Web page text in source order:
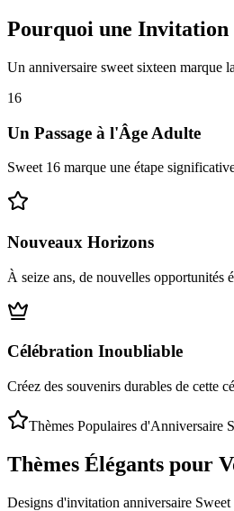
Pourquoi une Invitation
Un anniversaire sweet sixteen marque
16
Un Passage à l'Âge Adulte
Sweet 16 marque une étape
Nouveaux Horizons
À seize ans, de nouvelles opportunités
Célébration Inoubliable
Créez des souvenirs durables de cette
Thèmes Populaires d'Anniversaire
Thèmes Élégants pour
Designs d'invitation anniversaire